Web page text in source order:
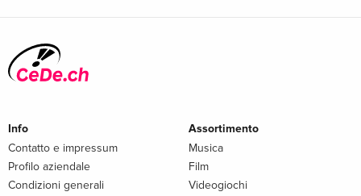
Info
Contatto e impressum
Profilo aziendale
Condizioni generali
Assortimento
Musica
Film
Videogiochi